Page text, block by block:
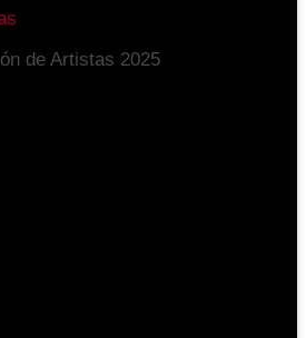
de Artistas 2025